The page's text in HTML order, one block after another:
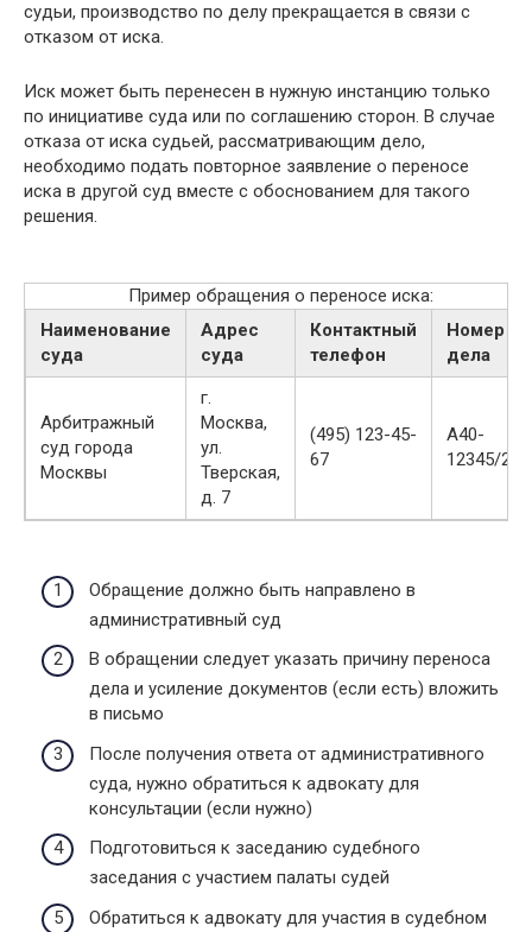
судьи, производство по делу прекращается в связи с
отказом от иска.
Иск может быть перенесен в нужную инстанцию только
по инициативе суда или по соглашению сторон. В случае
отказа от иска судьей, рассматривающим дело,
необходимо подать повторное заявление о переносе
иска в другой суд вместе с обоснованием для такого
решения.
Пример обращения о переносе иска:
Наименование
суда
Адрес
суда
Контактный
телефон
Номер
дела
Арбитражный
суд города
Москвы
г.
Москва,
ул.
Тверская,
д. 7
(495) 123-45-
67
А40-
12345/20
Обращение должно быть направлено в
административный суд
В обращении следует указать причину переноса
дела и усиление документов (если есть) вложить
в письмо
После получения ответа от административного
суда, нужно обратиться к адвокату для
консультации (если нужно)
Подготовиться к заседанию судебного
заседания с участием палаты судей
Обратиться к адвокату для участия в судебном